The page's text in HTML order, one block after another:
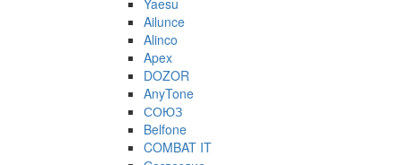
Ailunce
Alinco
Apex
DOZOR
AnyTone
СОЮЗ
Belfone
COMBAT IT